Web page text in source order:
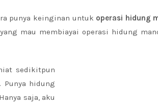
punya keinginan untuk operasi hidung
mau membiayai operasi hidung
sedikitpun
hidung
Hanya saja, aku